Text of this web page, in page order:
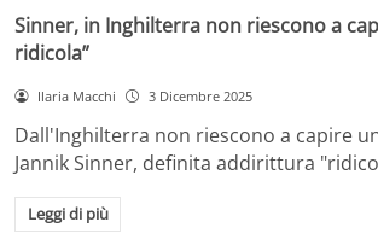
Sinner, in Inghilterra non riescono a
ridicola”
Ilaria Macchi 3 Dicembre 2025
Dall'Inghilterra non riescono a capire
Jannik Sinner, definita addirittura
Leggi di più